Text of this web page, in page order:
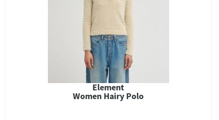
Element
Women Hairy Polo